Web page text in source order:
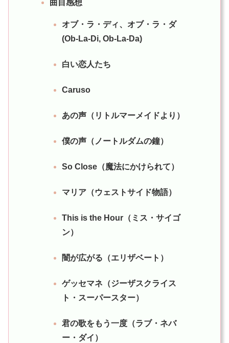
曲目感想
オブ・ラ・ディ、オブ・ラ・ダ
(Ob-La-Di, Ob-La-Da)
白い恋人たち
Caruso
あの声（リトルマーメイドより）
僕の声（ノートルダムの鐘）
So Close（魔法にかけられて）
マリア（ウェストサイド物語）
This is the Hour（ミス・サイゴ
ン）
闇が広がる（エリザベート）
ゲッセマネ（ジーザスクライス
ト・スーパースター）
君の歌をもう一度（ラブ・ネバ
ー・ダイ）